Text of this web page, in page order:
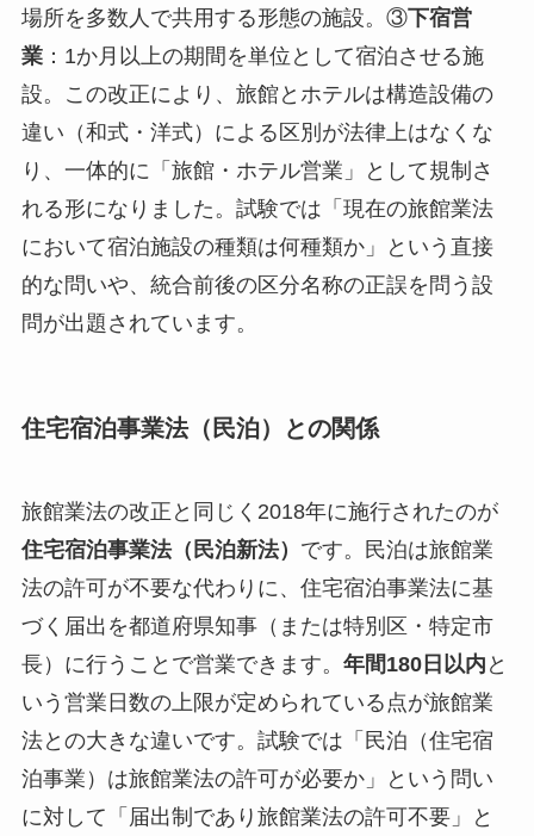
場所を多数人で共用する形態の施設。③下宿営
業：1か月以上の期間を単位として宿泊させる施
設。この改正により、旅館とホテルは構造設備の
違い（和式・洋式）による区別が法律上はなくな
り、一体的に「旅館・ホテル営業」として規制さ
れる形になりました。試験では「現在の旅館業法
において宿泊施設の種類は何種類か」という直接
的な問いや、統合前後の区分名称の正誤を問う設
問が出題されています。
住宅宿泊事業法（民泊）との関係
旅館業法の改正と同じく2018年に施行されたのが
住宅宿泊事業法（民泊新法） です。民泊は旅館業
法の許可が不要な代わりに、住宅宿泊事業法に基
づく届出を都道府県知事（または特別区・特定市
長）に行うことで営業できます。 年間180日以内 と
いう営業日数の上限が定められている点が旅館業
法との大きな違いです。試験では「民泊（住宅宿
泊事業）は旅館業法の許可が必要か」という問い
に対して「届出制であり旅館業法の許可不要」と